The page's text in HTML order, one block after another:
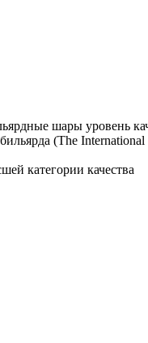
шары уровень
(The International
категории качества